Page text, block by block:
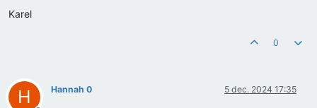
Karel
0
H Hannah 0 5 dec. 2024 17:35